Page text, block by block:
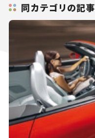
同カテゴリの記事